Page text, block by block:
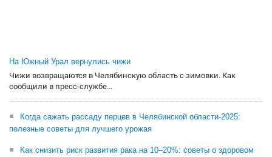
На Южный Урал вернулись чижи
Чижи возвращаются в Челябинскую область с зимовки. Как
сообщили в пресс-службе...
Когда сажать рассаду перцев в Челябинской области-2025:
полезные советы для лучшего урожая
Как снизить риск развития рака на 10–20%: советы о здоровом